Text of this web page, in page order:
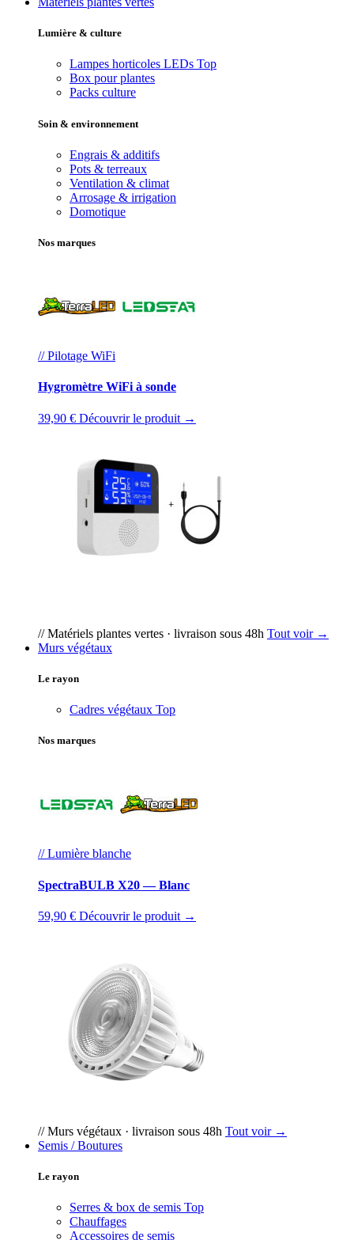
Lumière & culture
Lampes horticoles LEDs Top
Box pour plantes
Packs culture
Soin & environnement
Engrais & additifs
Pots & terreaux
Ventilation & climat
Arrosage & irrigation
Domotique
Nos marques
// Pilotage WiFi
Hygromètre WiFi à sonde
39,90 € Découvrir le produit →
// Matériels plantes vertes · livraison sous 48h Tout voir →
Murs végétaux
Le rayon
Cadres végétaux Top
Nos marques
// Lumière blanche
SpectraBULB X20 — Blanc
59,90 € Découvrir le produit →
// Murs végétaux · livraison sous 48h Tout voir →
Semis / Boutures
Le rayon
Serres & box de semis Top
Chauffages
Accessoires de semis